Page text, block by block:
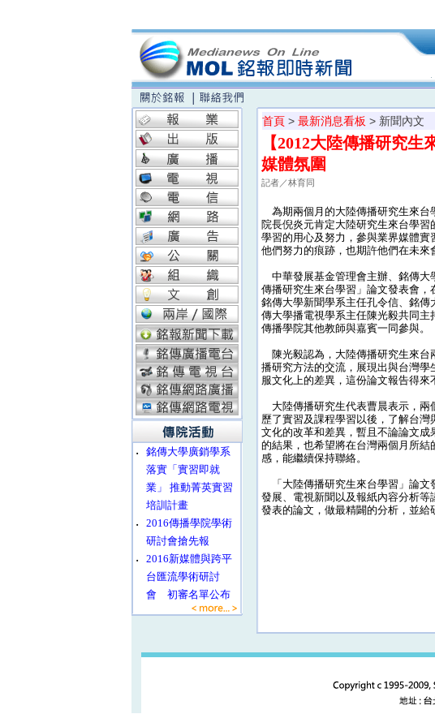
‧
銘傳大學廣銷學系
落實「實習即就
業」 推動菁英實習
培訓計畫
‧
2016傳播學院學術
研討會搶先報
‧
2016新媒體與跨平
台匯流學術研討
會 初審名單公布
首頁 > 最新消息看板 > 新聞內文
【2012大陸傳播研究
媒體氛圍
記者／林育同
為期兩個月的大陸傳播研究生來台
院長倪炎元肯定大陸研究生來台學
學習的用心及努力，參與業界媒體實
他們努力的痕跡，也期許他們在未來
中華發展基金管理會主辦、銘傳大
傳播研究生來台學習」論文發表會，
銘傳大學新聞學系主任孔令信、銘傳
傳大學播電視學系主任陳光毅共同主
傳播學院其他教師與嘉賓一同參與。
陳光毅認為，大陸傳播研究生來台
播研究方法的交流，展現出與台灣學
服文化上的差異，這份論文報告得來
大陸傳播研究生代表曹晨表示，兩
歷了實習及課程學習以後，了解台
文化的改革和差異，暫且不論論文成
的結果，也希望將在台灣兩個月所結
感，能繼續保持聯絡。
「大陸傳播研究生來台學習」論文
發展、電視新聞以及報紙內容分析
發表的論文，做最精闢的分析，並給